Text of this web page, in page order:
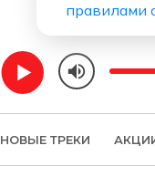
НОВЫЕ ТРЕКИ
правилами